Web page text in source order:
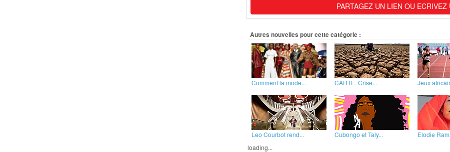
PARTAGEZ UN LIEN OU
Autres nouvelles pour cette catégorie :
Comment la mode... CARTE. Crise... Jeux
Leo Courbot rend... Cubongo et Taly... Elodie
loading...